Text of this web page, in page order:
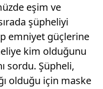
eşim ve
şüpheliyi
emniyet güçlerine
kim olduğunu
sordu. Şüpheli,
olduğu için maske